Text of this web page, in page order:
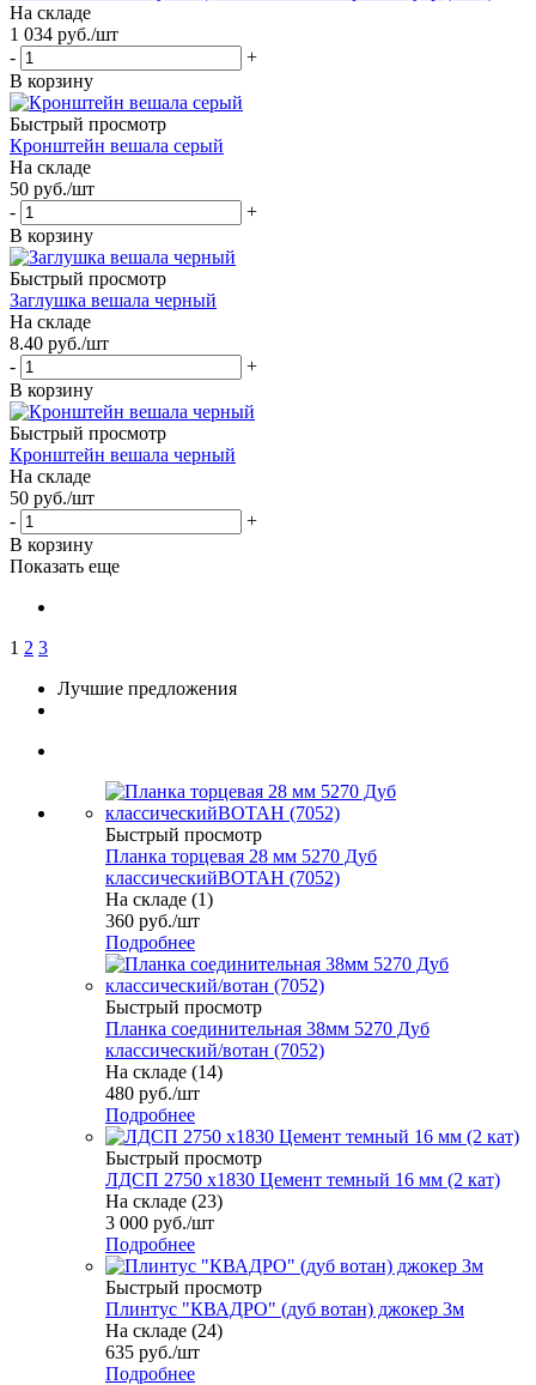
На складе
1 034 руб./шт
-
+
В корзину
Быстрый просмотр
Кронштейн вешала серый
На складе
50 руб./шт
-
+
В корзину
Быстрый просмотр
Заглушка вешала черный
На складе
8.40 руб./шт
-
+
В корзину
Быстрый просмотр
Кронштейн вешала черный
На складе
50 руб./шт
-
+
В корзину
Показать еще
1 2 3
Лучшие предложения
Быстрый просмотр
Планка торцевая 28 мм 5270 Дуб
классическийВОТАН (7052)
На складе (1)
360 руб./шт
Подробнее
Быстрый просмотр
Планка соединительная 38мм 5270 Дуб
классический/вотан (7052)
На складе (14)
480 руб./шт
Подробнее
Быстрый просмотр
ЛДСП 2750 х1830 Цемент темный 16 мм (2 кат)
На складе (23)
3 000 руб./шт
Подробнее
Быстрый просмотр
Плинтус "КВАДРО" (дуб вотан) джокер 3м
На складе (24)
635 руб./шт
Подробнее